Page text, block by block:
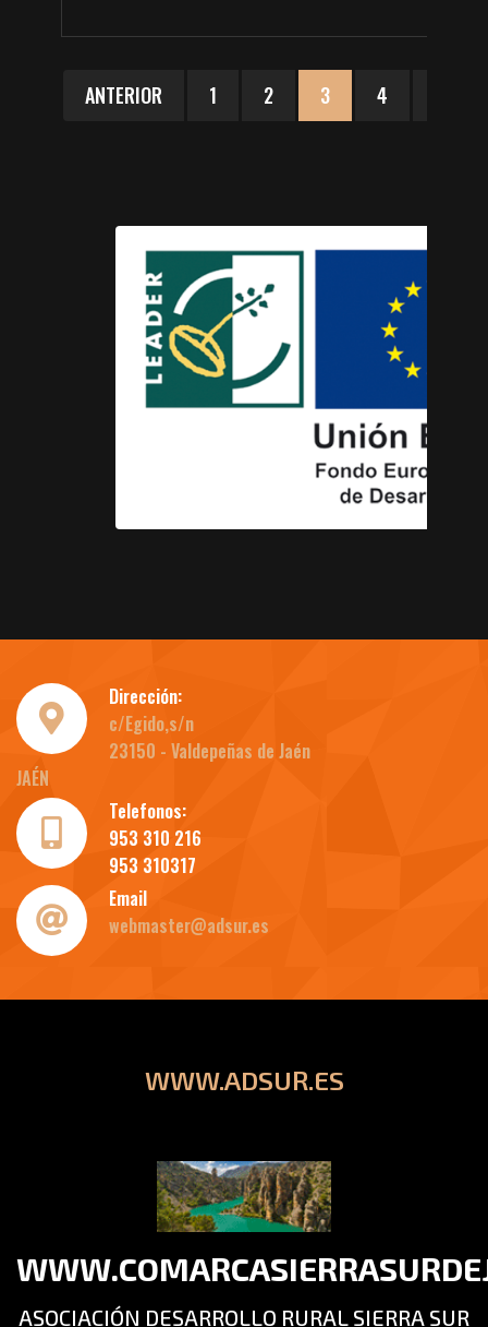
ANTERIOR 1 2 3 4
Dirección:
c/Egido,s/n
23150 - Valdepeñas de Jaén
JAÉN
Telefonos:
953 310 216
953 310317
Email
webmaster@adsur.es
WWW.ADSUR.ES
ASOCIACIÓN DESARROLLO RURAL SIERRA SUR